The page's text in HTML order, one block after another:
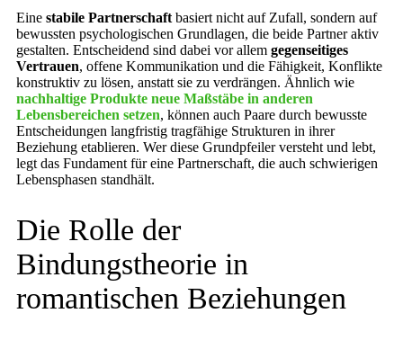
Eine stabile Partnerschaft basiert nicht auf Zufall, sondern auf
bewussten psychologischen Grundlagen, die beide Partner aktiv
gestalten. Entscheidend sind dabei vor allem gegenseitiges
Vertrauen, offene Kommunikation und die Fähigkeit, Konflikte
konstruktiv zu lösen, anstatt sie zu verdrängen. Ähnlich wie
nachhaltige Produkte neue Maßstäbe in anderen
Lebensbereichen setzen, können auch Paare durch bewusste
Entscheidungen langfristig tragfähige Strukturen in ihrer
Beziehung etablieren. Wer diese Grundpfeiler versteht und lebt,
legt das Fundament für eine Partnerschaft, die auch schwierigen
Lebensphasen standhält.
Die Rolle der
Bindungstheorie in
romantischen Beziehungen